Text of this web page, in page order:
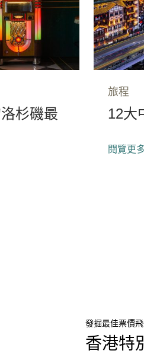
杉磯最
旅程
12大
閱覽更
發掘最佳票價
香港特